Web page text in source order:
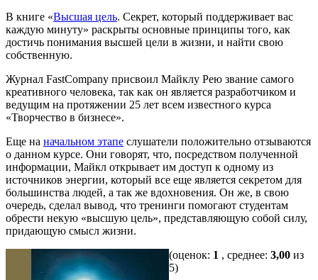
В книге «Высшая цель. Секрет, который поддерживает вас
каждую минуту» раскрыты основные принципы того, как
достичь понимания высшей цели в жизни, и найти свою
собственную.
Журнал FastCompany присвоил Майклу Рею звание самого
креативного человека, так как он является разработчиком и
ведущим на протяжении 25 лет всем известного курса
«Творчество в бизнесе».
Еще на начальном этапе слушатели положительно отзываются
о данном курсе. Они говорят, что, посредством полученной
информации, Майкл открывает им доступ к одному из
источников энергии, который все еще является секретом для
большинства людей, а так же вдохновения. Он же, в свою
очередь, сделал вывод, что тренинги помогают студентам
обрести некую «высшую цель», представляющую собой силу,
придающую смысл жизни.
(оценок: 1 , среднее: 3,00 из
5)